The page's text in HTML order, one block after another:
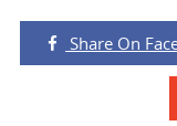
Share On